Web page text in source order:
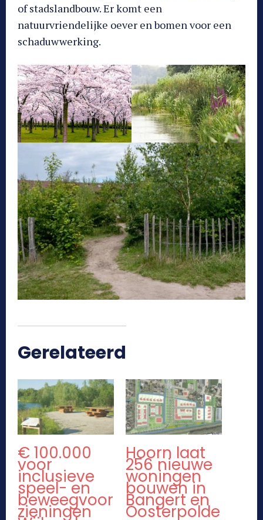
of stadslandbouw. Er komt een
natuurvriendelijke oever en bomen voor een
schaduwwerking.
Gerelateerd
€ 100.000
voor
inclusieve
speel- en
beweegvoor
zieningen
Hoorn laat
256 nieuwe
woningen
bouwen in
Bangert en
Oosterpolde